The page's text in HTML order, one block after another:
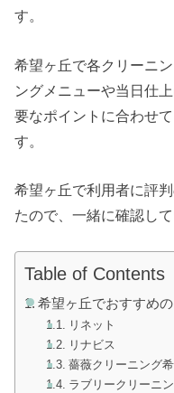
す。
希望ヶ丘で各クリーニ
ングメニューや当日仕
要なポイントに合わせ
す。
希望ヶ丘で利用者に評
たので、一緒に確認し
Table of Contents
希望ヶ丘でおすすめ
リネット
リナビス
薔薇クリーニング
ラブリークリーニ